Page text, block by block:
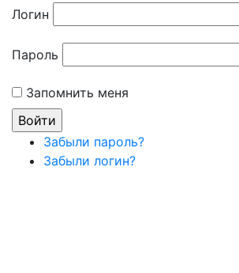
Логин
Пароль
Запомнить меня
Забыли пароль?
Забыли логин?